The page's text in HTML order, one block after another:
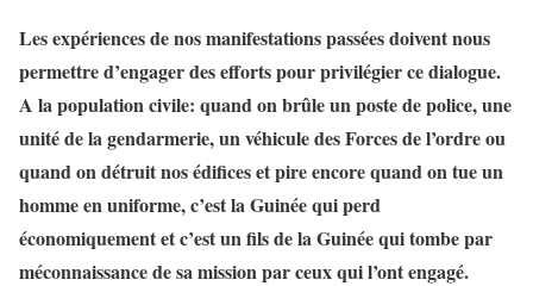
Les expériences de nos manifestations passées doivent nous
permettre d’engager des efforts pour privilégier ce dialogue.
A la population civile: quand on brûle un poste de police, une
unité de la gendarmerie, un véhicule des Forces de l’ordre ou
quand on détruit nos édifices et pire encore quand on tue un
homme en uniforme, c’est la Guinée qui perd
économiquement et c’est un fils de la Guinée qui tombe par
méconnaissance de sa mission par ceux qui l’ont engagé.